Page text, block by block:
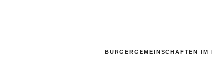
BÜRGERGEMEINSCHAFTEN IM